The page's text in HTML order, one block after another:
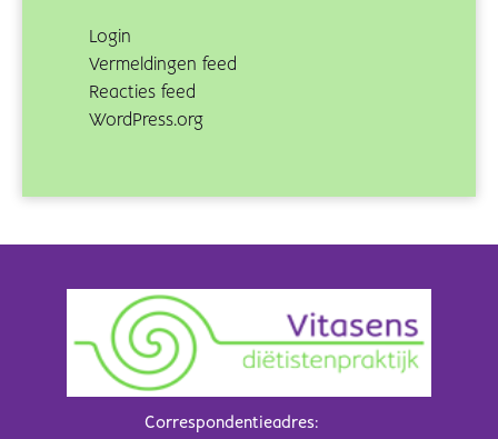
Login
Vermeldingen feed
Reacties feed
WordPress.org
Correspondentieadres: